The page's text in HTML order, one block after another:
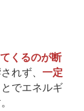
くるのが断
れず、 一定
でエネルギ